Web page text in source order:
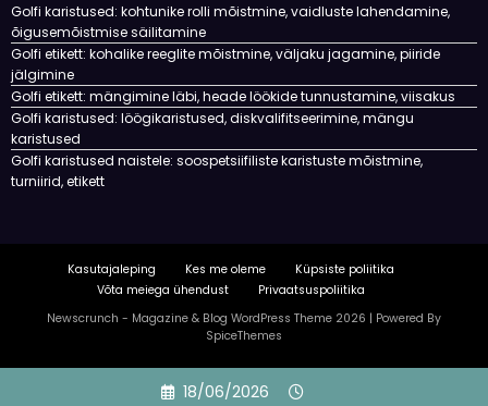
Golfi karistused: kohtunike rolli mõistmine, vaidluste lahendamine,
õigusemõistmise säilitamine
Golfi etikett: kohalike reeglite mõistmine, väljaku jagamine, piiride
jälgimine
Golfi etikett: mängimine läbi, heade löökide tunnustamine, viisakus
Golfi karistused: löögikaristused, diskvalifitseerimine, mängu
karistused
Golfi karistused naistele: soospetsiifiliste karistuste mõistmine,
turniirid, etikett
Kasutajaleping Kes me oleme
Küpsiste poliitika
Võta meiega ühendust
Privaatsuspoliitika
Newscrunch - Magazine & Blog WordPress Theme 2026 | Powered By
SpiceThemes
18/06/2026